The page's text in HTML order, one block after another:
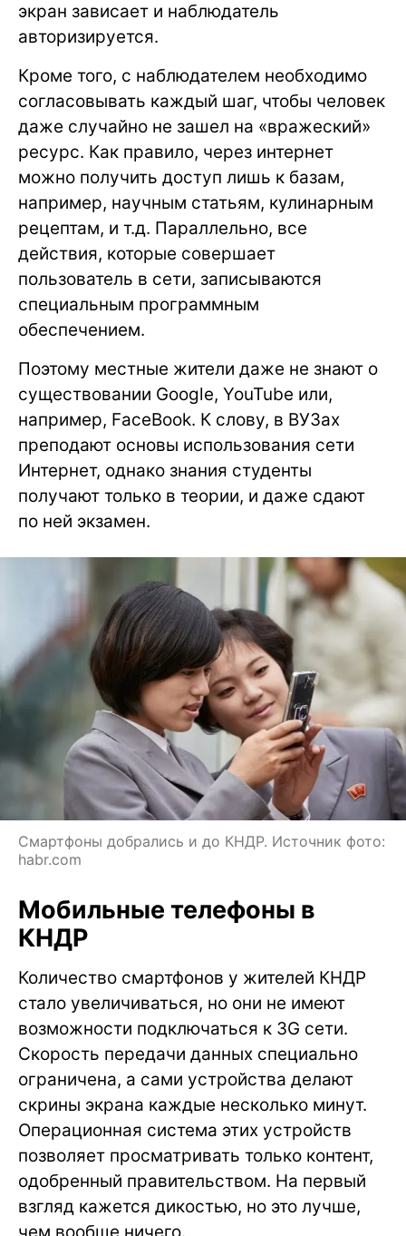
экран зависает и наблюдатель
авторизируется.
Кроме того, с наблюдателем необходимо
согласовывать каждый шаг, чтобы человек
даже случайно не зашел на «вражеский»
ресурс. Как правило, через интернет
можно получить доступ лишь к базам,
например, научным статьям, кулинарным
рецептам, и т.д. Параллельно, все
действия, которые совершает
пользователь в сети, записываются
специальным программным
обеспечением.
Поэтому местные жители даже не знают о
существовании Google, YouTube или,
например, FaceBook. К слову, в ВУЗах
преподают основы использования сети
Интернет, однако знания студенты
получают только в теории, и даже сдают
по ней экзамен.
Смартфоны добрались и до КНДР. Источник фото:
habr.com
Мобильные телефоны в
КНДР
Количество смартфонов у жителей КНДР
стало увеличиваться, но они не имеют
возможности подключаться к 3G сети.
Скорость передачи данных специально
ограничена, а сами устройства делают
скрины экрана каждые несколько минут.
Операционная система этих устройств
позволяет просматривать только контент,
одобренный правительством. На первый
взгляд кажется дикостью, но это лучше,
чем вообще ничего.